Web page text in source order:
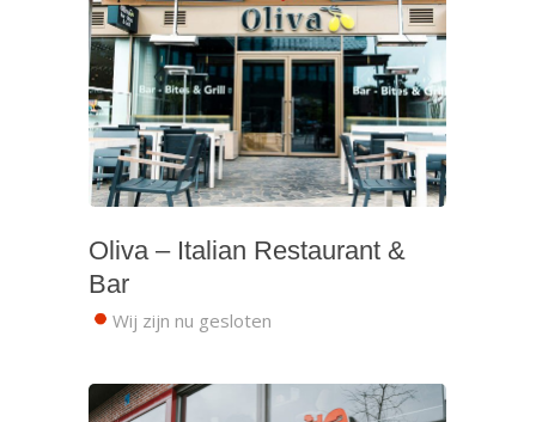
Oliva – Italian Restaurant &
Bar
Wij zijn nu gesloten